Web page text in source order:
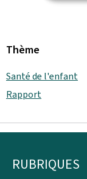
Thème
Santé de l'enfant
Rapport
Pied
RUBRIQUES